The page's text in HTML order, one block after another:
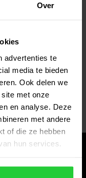
Over
advertenties te
media te bieden
Ook delen we
met onze
en analyse. Deze
met andere
of die ze hebben
hun services.
wij je aanbieden!
Abonneer